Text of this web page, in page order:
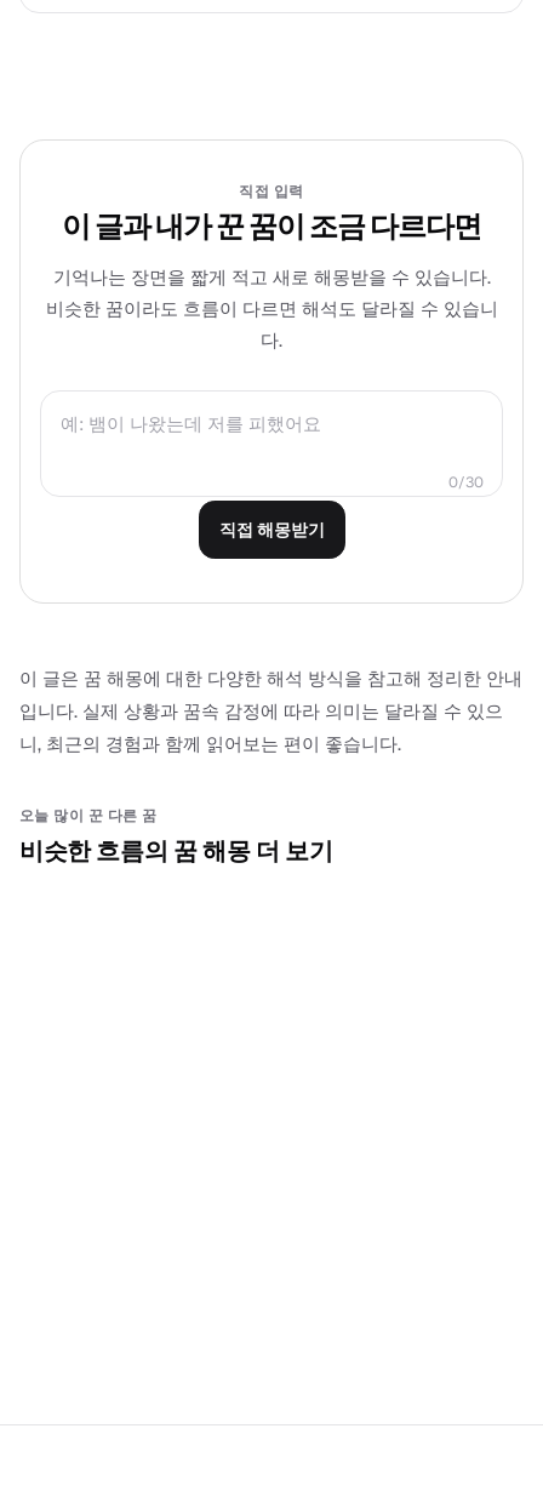
직접 입력
이 글과 내가 꾼 꿈이 조금 다르다면
기억나는 장면을 짧게 적고 새로 해몽받을 수 있습니다.
비슷한 꿈이라도 흐름이 다르면 해석도 달라질 수 있습니
다.
0/30
직접 해몽받기
이 글은 꿈 해몽에 대한 다양한 해석 방식을 참고해 정리한 안내
입니다. 실제 상황과 꿈속 감정에 따라 의미는 달라질 수 있으
니, 최근의 경험과 함께 읽어보는 편이 좋습니다.
오늘 많이 꾼 다른 꿈
비슷한 흐름의 꿈 해몽 더 보기